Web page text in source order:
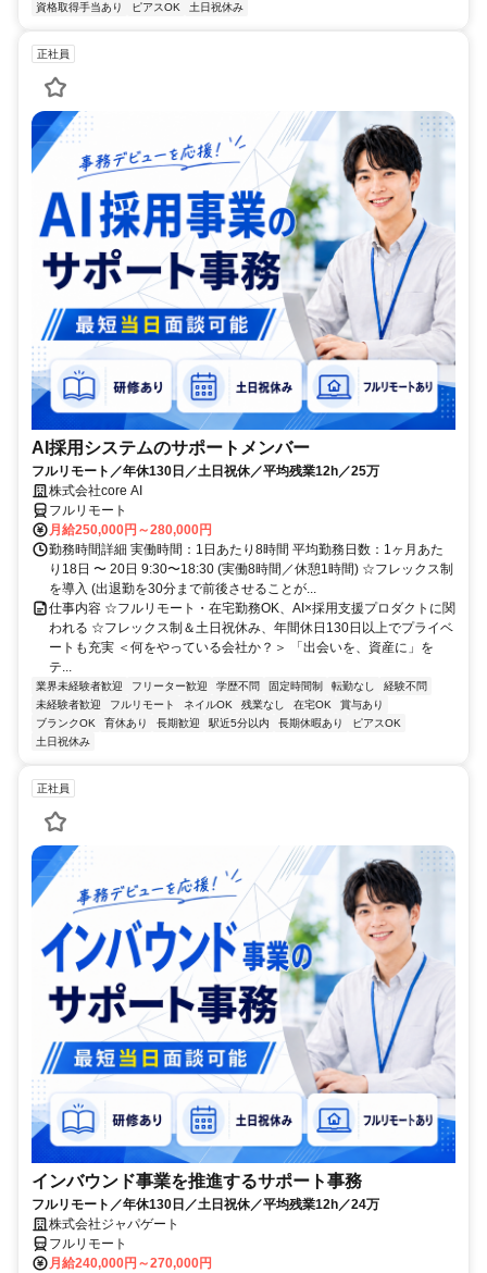
資格取得手当あり
ピアスOK 土日祝休み
正社員
AI採用システムのサポートメンバー
フルリモート／年休130日／土日祝休／平均残業12h／25万
株式会社core AI
フルリモート
月給250,000円～280,000円
勤務時間詳細 実働時間：1日あたり8時間 平均勤務日数：1ヶ月あた
り18日 〜 20日 9:30〜18:30 (実働8時間／休憩1時間) ☆フレックス制
を導入 (出退勤を30分まで前後させることが...
仕事内容 ☆フルリモート・在宅勤務OK、AI×採用支援プロダクトに関
われる ☆フレックス制＆土日祝休み、年間休日130日以上でプライベ
ートも充実 ＜何をやっている会社か？＞ 「出会いを、資産に」を
テ...
業界未経験者歓迎 フリーター歓迎 学歴不問 固定時間制 転勤なし
経験不問
未経験者歓迎
フルリモート ネイルOK 残業なし 在宅OK
賞与あり
ブランクOK
育休あり 長期歓迎 駅近5分以内 長期休暇あり
ピアスOK
土日祝休み
正社員
インバウンド事業を推進するサポート事務
フルリモート／年休130日／土日祝休／平均残業12h／24万
株式会社ジャパゲート
フルリモート
月給240,000円～270,000円